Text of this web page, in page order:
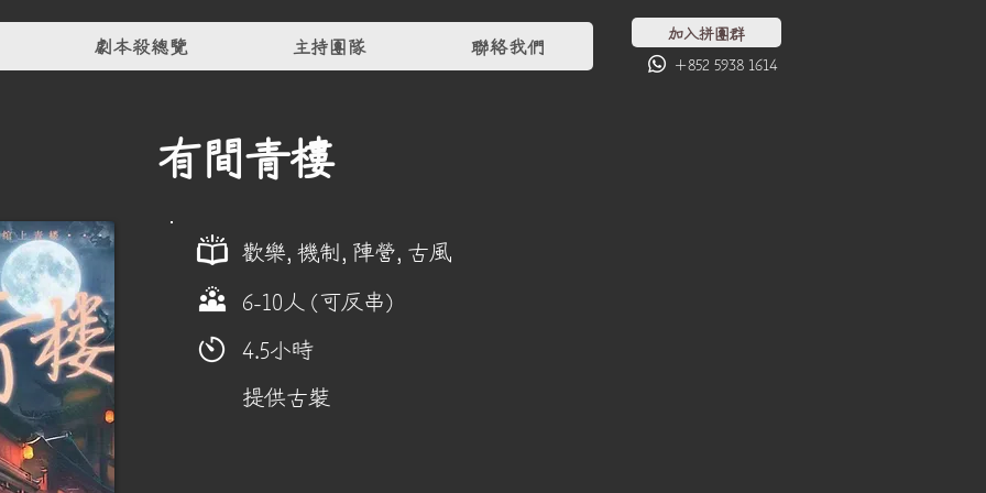
劇本殺總覽 主持團隊 聯絡我們
加入拼團群
+852 5938 1614
有間青樓
歡樂, 機制, 陣營, 古風
6-10人 (可反串)
4.5小時
提供古裝